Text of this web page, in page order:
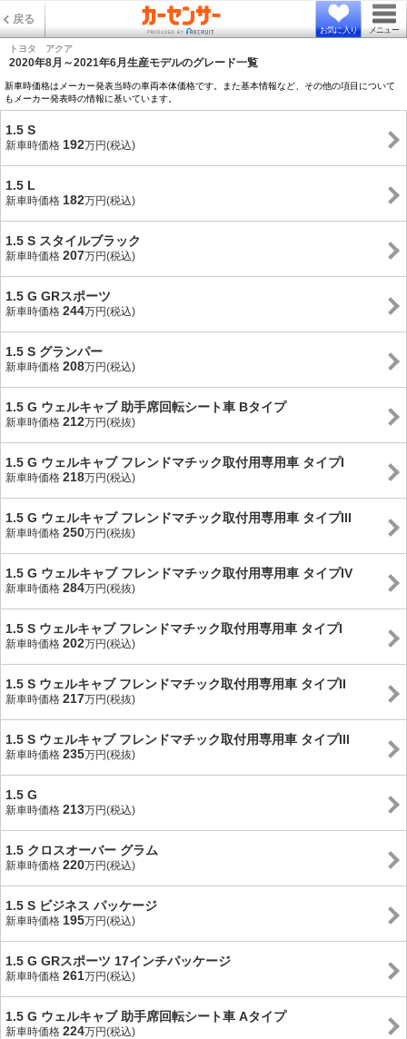
戻る
お気に入り メニュー
トヨタ アクア
2020年8月～2021年6月生産モデルのグレード一覧
新車時価格はメーカー発表当時の車両本体価格です。また基本情報など、その他の項目について
もメーカー発表時の情報に基いています。
1.5 S
新車時価格 192万円(税込)
1.5 L
新車時価格 182万円(税込)
1.5 S スタイルブラック
新車時価格 207万円(税込)
1.5 G GRスポーツ
新車時価格 244万円(税込)
1.5 S グランパー
新車時価格 208万円(税込)
1.5 G ウェルキャブ 助手席回転シート車 Bタイプ
新車時価格 212万円(税抜)
1.5 G ウェルキャブ フレンドマチック取付用専用車 タイプI
新車時価格 218万円(税込)
1.5 G ウェルキャブ フレンドマチック取付用専用車 タイプIII
新車時価格 250万円(税抜)
1.5 G ウェルキャブ フレンドマチック取付用専用車 タイプIV
新車時価格 284万円(税抜)
1.5 S ウェルキャブ フレンドマチック取付用専用車 タイプI
新車時価格 202万円(税込)
1.5 S ウェルキャブ フレンドマチック取付用専用車 タイプII
新車時価格 217万円(税抜)
1.5 S ウェルキャブ フレンドマチック取付用専用車 タイプIII
新車時価格 235万円(税抜)
1.5 G
新車時価格 213万円(税込)
1.5 クロスオーバー グラム
新車時価格 220万円(税込)
1.5 S ビジネス パッケージ
新車時価格 195万円(税込)
1.5 G GRスポーツ 17インチパッケージ
新車時価格 261万円(税込)
1.5 G ウェルキャブ 助手席回転シート車 Aタイプ
新車時価格 224万円(税込)